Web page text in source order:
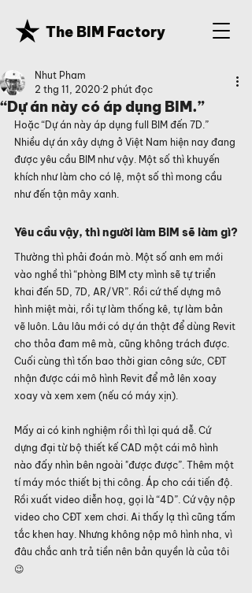
The BIM Factory
“Dự án này có áp dụng BIM.”
Nhut Pham
2 thg 11, 2020 2 phút đọc
Hoặc “Dự án này áp dụng full BIM đến 7D.”
Nhiều dự án xây dựng ở Việt Nam hiện nay đang
được yêu cầu BIM như vậy. Một số thì khuyến
khích như làm cho có lệ, một số thì mong cầu
như đến tận mây xanh.
Yêu cầu vậy, thì người làm BIM sẽ làm gì?
Thường thì phải đoán mò. Một số anh em mới
vào nghề thì “phòng BIM cty mình sẽ tự triển
khai đến 5D, 7D, AR/VR”. Rồi cứ thế dựng mô
hình miệt mài, rồi tự làm thống kê, tự làm bản
vẽ luôn. Lâu lâu mới có dự án thật để dùng Revit
cho thỏa đam mê mà, cũng không trách được.
Cuối cùng thì tốn bao thời gian công sức, CĐT
nhận được cái mô hình Revit để mở lên xoay
xoay và xem xem (nếu có máy xịn).
Mấy ai có kinh nghiệm rồi thì lại quá dễ. Cứ
dựng đại từ bộ thiết kế CAD một cái mô hình
nào đấy nhìn bên ngoài "được được”. Thêm một
tí máy móc thiết bị thi công. Áp cho cái tiến độ.
Rồi xuất video diễn hoạ, gọi là “4D”. Cứ vậy nộp
video cho CĐT xem chơi. Ai thấy lạ thì cũng tấm
tắc khen hay. Nhưng không nộp mô hình nha, vì
đâu chắc anh trả tiền nên bản quyền là của tôi
😉